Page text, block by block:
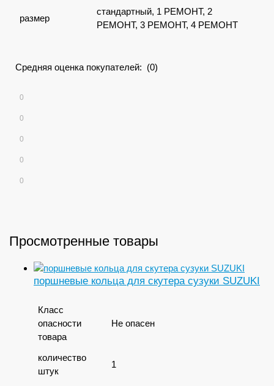
размер
стандартный, 1 РЕМОНТ, 2
РЕМОНТ, 3 РЕМОНТ, 4 РЕМОНТ
Средняя оценка покупателей: (0)
0
0
0
0
0
Просмотренные товары
поршневые кольца для скутера сузуки SUZUKI
Класс
опасности
товара
Не опасен
количество
штук
1